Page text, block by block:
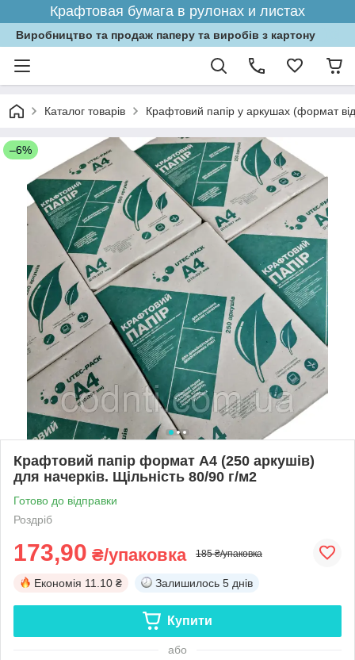
Крафтовая бумага в рулонах и листах
Виробництво та продаж паперу та виробів з картону
Каталог товарів Крафтовий папір у аркушах (формат
–6%
Крафтовий папір формат А4 (250 аркушів)
для начерків. Щільність 80/90 г/м2
Готово до відправки
Роздріб
173,90 ₴/упаковка 185 ₴/упаковка
Економія 11.10 ₴ Залишилось 5 днів
Купити
або